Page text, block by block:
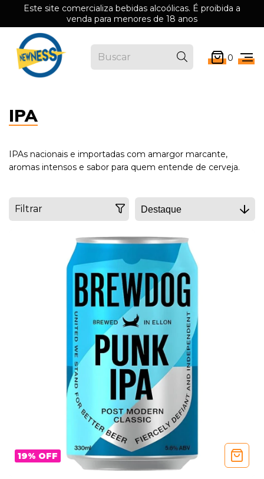
Este site comercializa bebidas alcoólicas. É proibida a
venda para menores de 18 anos
0
IPA
IPAs nacionais e importadas com amargor marcante,
aromas intensos e sabor para quem entende de cerveja.
Filtrar
19% OFF